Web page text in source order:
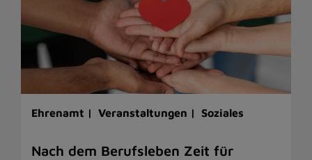
Ehrenamt | Veranstaltungen | Soziales
Nach dem Berufsleben Zeit für